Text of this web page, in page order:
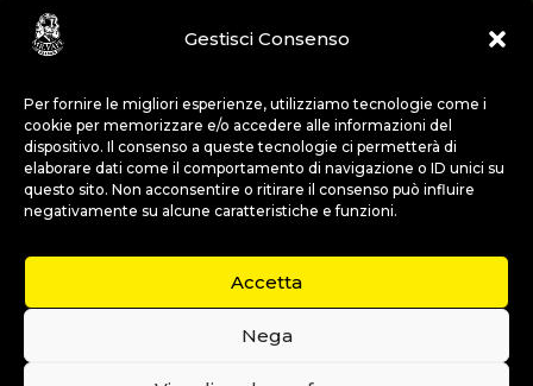
Gestisci Consenso
Per fornire le migliori esperienze, utilizziamo tecnologie come i
cookie per memorizzare e/o accedere alle informazioni del
dispositivo. Il consenso a queste tecnologie ci permetterà di
elaborare dati come il comportamento di navigazione o ID unici su
questo sito. Non acconsentire o ritirare il consenso può influire
negativamente su alcune caratteristiche e funzioni.
Accetta
Nega
Contatti
CONTATTI
Chiama il punto vendita più vicino
Scrivici
© 2026 Mr Vape. Tutti i diritti riservati | P.IVA 03636360129 |